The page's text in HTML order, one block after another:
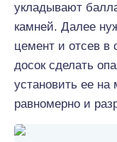
укладывают
камней. Далее
цемент и отсев в
досок сделать
установить ее
равномерно и